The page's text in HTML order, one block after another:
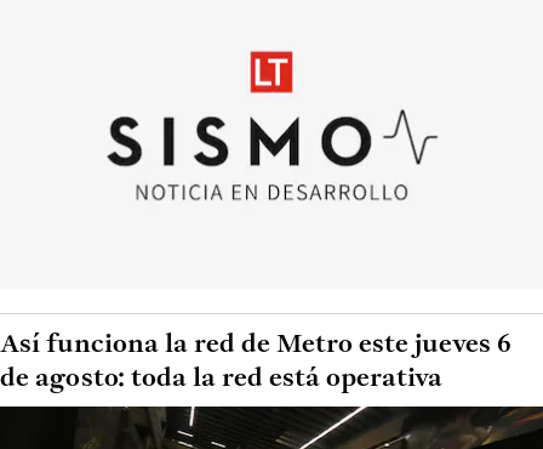
Así funciona la red de Metro este jueves 6
de agosto: toda la red está operativa